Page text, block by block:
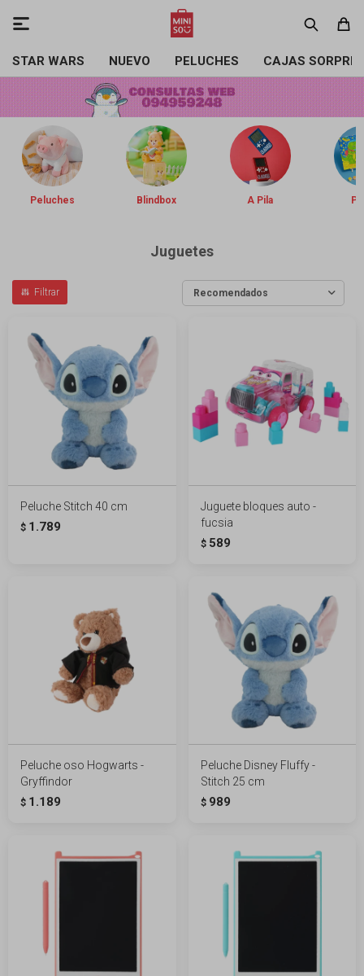
STAR WARS NUEVO PELUCHES CAJAS

Peluches Blindbox A Pila
Juguetes
Recomendados
Peluche Stitch 40 cm
$ 1.789
Juguete bloques auto -
fucsia
$ 589
Peluche oso Hogwarts -
Gryffindor
$ 1.189
Peluche Disney Fluffy -
Stitch 25 cm
$ 989